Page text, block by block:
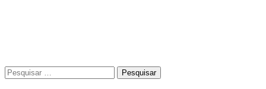
Pesquisar
por: